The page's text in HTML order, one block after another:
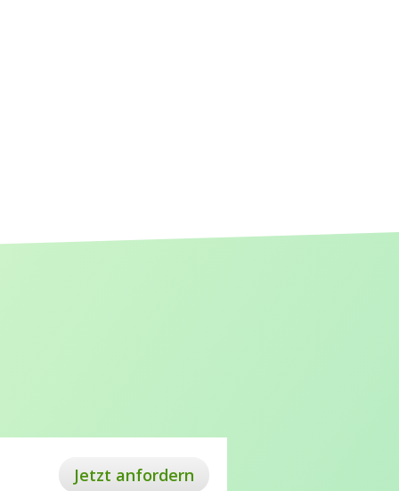
Jetzt anfordern